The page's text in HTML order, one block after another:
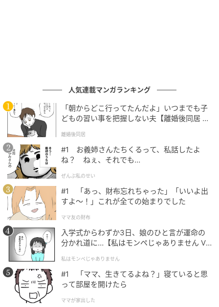
監修・著者：恋愛占い師 レイナ
「もっと輝ける毎日へ」をモットーに、恋愛占い師と
して活動。
西洋占星術・タロットカード・オラクルカードを用い
た占いで女性を中心に支持を集め、フォロワー数は2.8
万人、鑑定数は5,000を超える。
次の記事
【占い師が語る】心に秘めた情熱を持つ人に
多い星座3つ
人気連載マンガランキング
「朝からどこ行ってたんだよ」いつまでも子
どもの習い事を把握しない夫【離婚後同居 Vo
離婚後同居
#1 お義姉さんたちくるって、私話したよ
ね？ ねぇ、それでも…
ぜんぶ私のせい
#1 「あっ、財布忘れちゃった」「いいよ出
すよ〜！」これが全ての始まりでした
ママ友の財布
入学式からわずか3日、娘のひと言が運命の
分かれ道に…【私はモンペじゃありません Vo
私はモンペじゃありません
#1 「ママ、生きてるよね？」寝ていると思
って部屋を開けたら
ママが家出した